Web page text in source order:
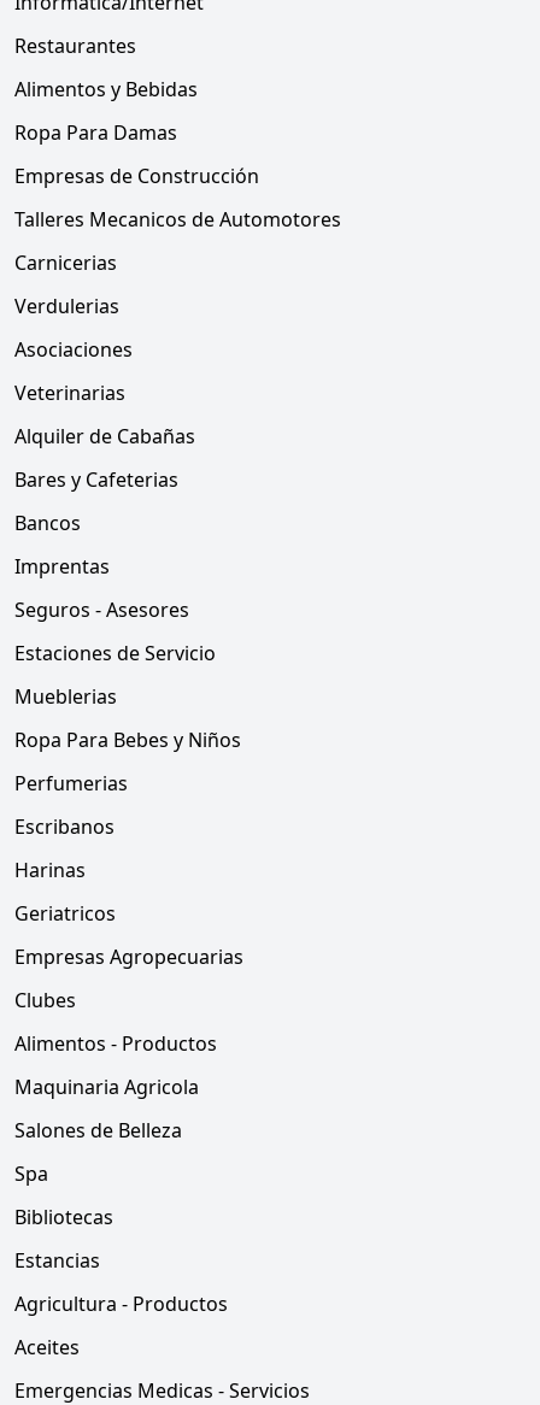
Restaurantes
Alimentos y Bebidas
Ropa Para Damas
Empresas de Construcción
Talleres Mecanicos de Automotores
Carnicerias
Verdulerias
Asociaciones
Veterinarias
Alquiler de Cabañas
Bares y Cafeterias
Bancos
Imprentas
Seguros - Asesores
Estaciones de Servicio
Mueblerias
Ropa Para Bebes y Niños
Perfumerias
Escribanos
Harinas
Geriatricos
Empresas Agropecuarias
Clubes
Alimentos - Productos
Maquinaria Agricola
Salones de Belleza
Spa
Bibliotecas
Estancias
Agricultura - Productos
Aceites
Emergencias Medicas - Servicios